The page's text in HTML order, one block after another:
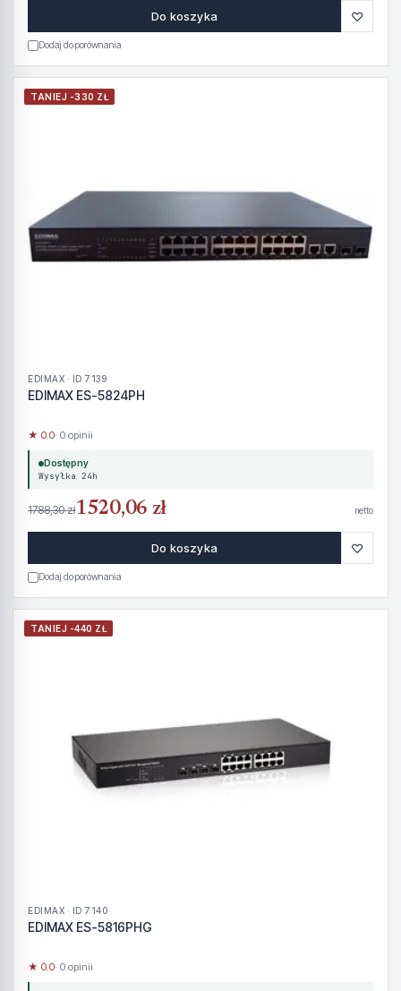
Do koszyka ♡
Dodaj do porównania
TANIEJ -330 ZŁ
EDIMAX · ID 7139
EDIMAX ES-5824PH
★ 0.0· 0 opinii
Dostępny
Wysyłka 24h
1788,30 zł1520,06 zł netto
Do koszyka ♡
Dodaj do porównania
TANIEJ -440 ZŁ
EDIMAX · ID 7140
EDIMAX ES-5816PHG
★ 0.0· 0 opinii